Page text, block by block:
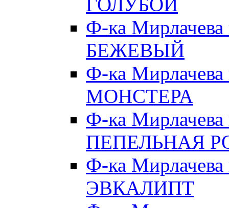
ГОЛУБОЙ
Ф-ка
БЕЖЕВЫЙ
Ф-ка
МОНСТЕРА
Ф-ка
ПЕПЕЛЬНАЯ
Ф-ка
ЭВКАЛИПТ